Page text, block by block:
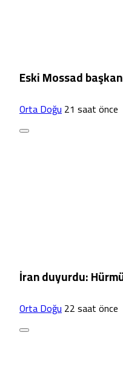
Eski Mossad
Orta Doğu21 saat önce
İran duyurdu:
Orta Doğu22 saat önce